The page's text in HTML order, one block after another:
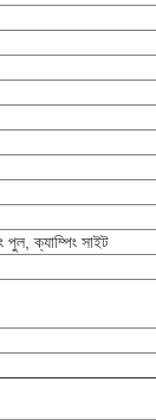
পুল, ক্যাম্পিং সাইট